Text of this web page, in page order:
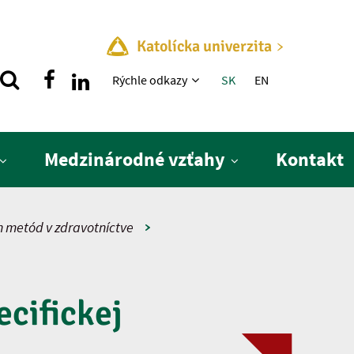
Katolícka univerzita
Rýchle menu
Rýchle odkazy SK EN
Medzinárodné vzťahy Kontakt
v zdravotníctve